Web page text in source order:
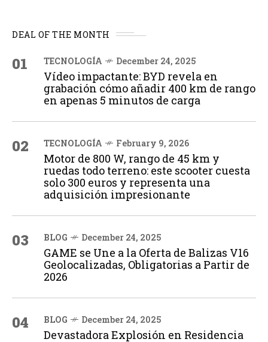
DEAL OF THE MONTH
01 TECNOLOGÍA December 24, 2025
Vídeo impactante: BYD revela en
grabación cómo añadir 400 km de rango
en apenas 5 minutos de carga
02 TECNOLOGÍA February 9, 2026
Motor de 800 W, rango de 45 km y
ruedas todo terreno: este scooter cuesta
solo 300 euros y representa una
adquisición impresionante
03 BLOG December 24, 2025
GAME se Une a la Oferta de Balizas V16
Geolocalizadas, Obligatorias a Partir de
2026
04 BLOG December 24, 2025
Devastadora Explosión en Residencia